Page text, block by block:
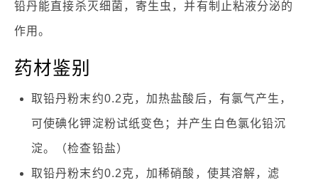
铅丹能直接杀灭细菌，寄生虫，并有制止粘液分泌的
作用。
药材鉴别
取铅丹粉末约0.2克，加热盐酸后，有氯气产生，
可使碘化钾淀粉试纸变色；并产生白色氯化铅沉
淀。（检查铅盐）
取铅丹粉末约0.2克，加稀硝酸，使其溶解，滤